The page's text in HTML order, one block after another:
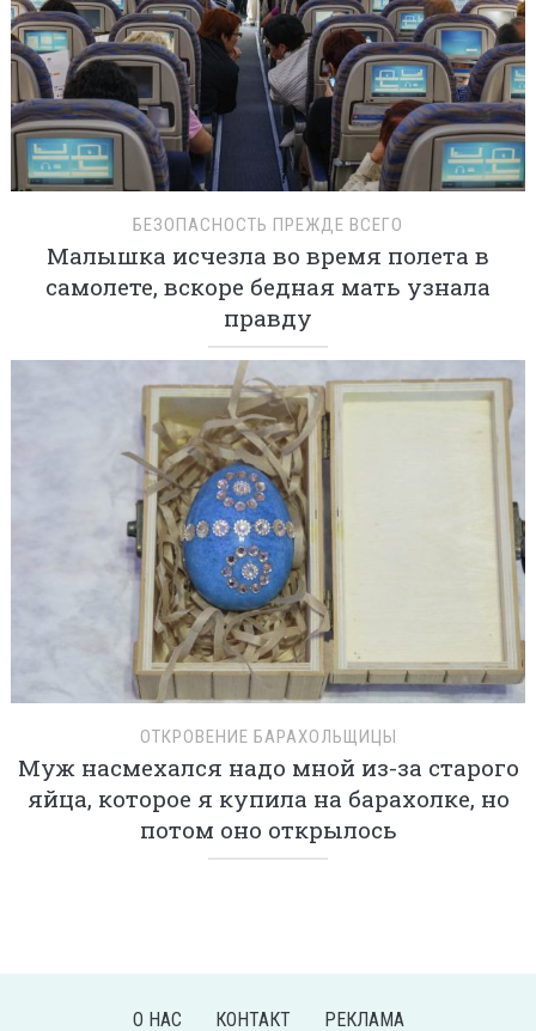
БЕЗОПАСНОСТЬ ПРЕЖДЕ ВСЕГО
Малышка исчезла во время полета в
самолете, вскоре бедная мать узнала
правду
ОТКРОВЕНИЕ БАРАХОЛЬЩИЦЫ
Муж насмехался надо мной из-за старого
яйца, которое я купила на барахолке, но
потом оно открылось
О НАС КОНТАКТ РЕКЛАМА